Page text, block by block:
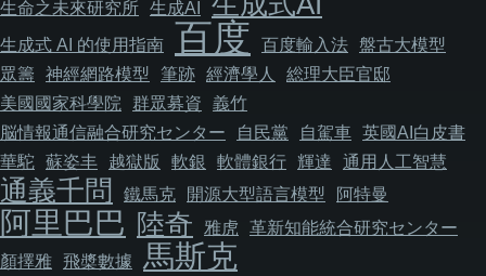
生命之未來研究所 生成AI
生成式 AI 的使用指南 百度 百度輸入法 盤古大模型
眾籌
神經網路模型 筆跡 經濟學人
総理大臣官邸
美國國家科學院
群眾募資
義竹
脳情報通信融合研究センター
自民黨 自駕車 英國AI白皮書
華駝 蘇姿丰 越獄版 軟銀 軟體銀行 輝達 通用人工智慧
通義千問 鐵馬克 開源大型語言模型 阿特曼
阿里巴巴 陸奇 雅虎
革新知能統合研究センター
顏擇雅 飛槳數據 馬斯克